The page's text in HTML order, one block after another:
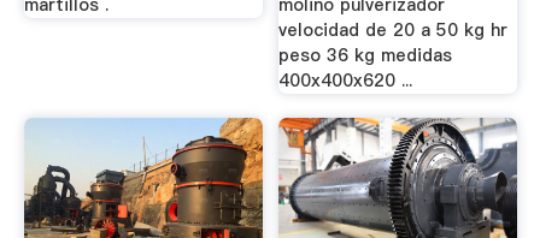
martillos .
molino pulverizador
velocidad de 20 a 50 kg hr
peso 36 kg medidas
400x400x620 ...